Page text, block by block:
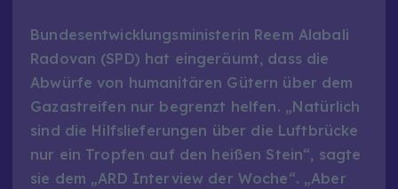
Bundesentwicklungsministerin Reem Alabali
Radovan (SPD) hat eingeräumt, dass die
Abwürfe von humanitären Gütern über dem
Gazastreifen nur begrenzt helfen. „Natürlich
sind die Hilfslieferungen über die Luftbrücke
nur ein Tropfen auf den heißen Stein“, sagte
sie dem „ARD Interview der Woche“. „Aber